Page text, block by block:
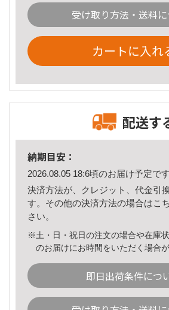
受け取り方法・送料
カートに入れ
配送す
納期目安：
2026.08.05 18:6頃のお届け予定です
決済方法が、クレジット、代金引
す。その他の決済方法の場合はこ
さい。
※土・日・祝日の注文の場合や在庫
のお届けにお時間をいただく場合が
即日出荷条件につ